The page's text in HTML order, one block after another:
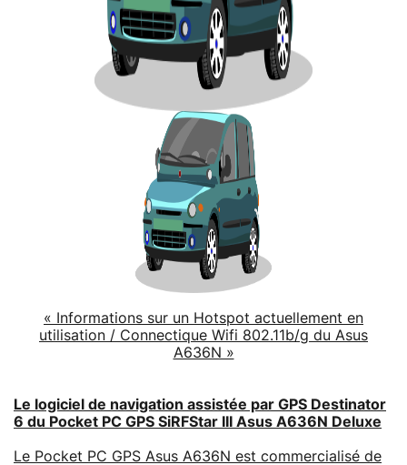
« Informations sur un Hotspot actuellement en
utilisation / Connectique Wifi 802.11b/g du Asus
A636N »
Le logiciel de navigation assistée par GPS Destinator
6 du Pocket PC GPS SiRFStar III Asus A636N Deluxe
Le Pocket PC GPS Asus A636N est commercialisé de